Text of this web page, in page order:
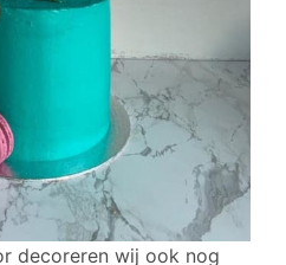
decoreren wij ook nog